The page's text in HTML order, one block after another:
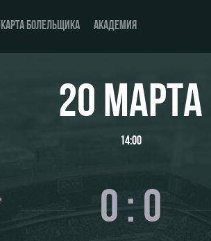
КАРТА БОЛЕЛЬЩИКА АКАДЕМИЯ
20 МАРТА
14:00
0 : 0